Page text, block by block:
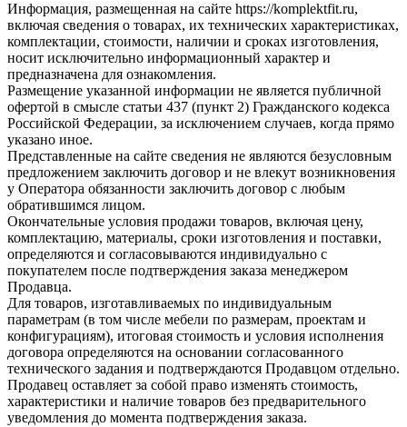
Информация, размещенная на сайте https://komplektfit.ru,
включая сведения о товарах, их технических характеристиках,
комплектации, стоимости, наличии и сроках изготовления,
носит исключительно информационный характер и
предназначена для ознакомления.
Размещение указанной информации не является публичной
офертой в смысле статьи 437 (пункт 2) Гражданского кодекса
Российской Федерации, за исключением случаев, когда прямо
указано иное.
Представленные на сайте сведения не являются безусловным
предложением заключить договор и не влекут возникновения
у Оператора обязанности заключить договор с любым
обратившимся лицом.
Окончательные условия продажи товаров, включая цену,
комплектацию, материалы, сроки изготовления и поставки,
определяются и согласовываются индивидуально с
покупателем после подтверждения заказа менеджером
Продавца.
Для товаров, изготавливаемых по индивидуальным
параметрам (в том числе мебели по размерам, проектам и
конфигурациям), итоговая стоимость и условия исполнения
договора определяются на основании согласованного
технического задания и подтверждаются Продавцом отдельно.
Продавец оставляет за собой право изменять стоимость,
характеристики и наличие товаров без предварительного
уведомления до момента подтверждения заказа.